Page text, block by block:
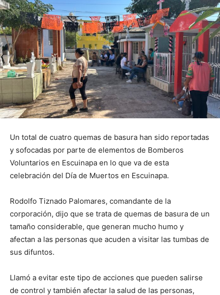
Un total de cuatro quemas de basura han sido reportadas
y sofocadas por parte de elementos de Bomberos
Voluntarios en Escuinapa en lo que va de esta
celebración del Día de Muertos en Escuinapa.
Rodolfo Tiznado Palomares, comandante de la
corporación, dijo que se trata de quemas de basura de un
tamaño considerable, que generan mucho humo y
afectan a las personas que acuden a visitar las tumbas de
sus difuntos.
Llamó a evitar este tipo de acciones que pueden salirse
de control y también afectar la salud de las personas,